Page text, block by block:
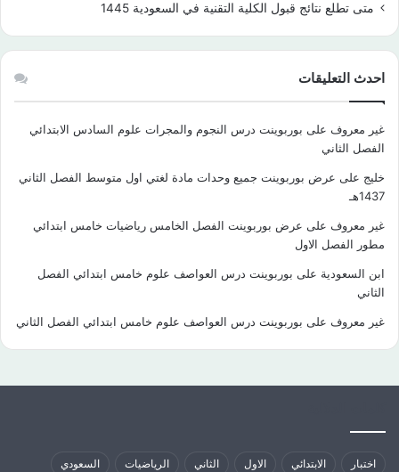
متى تطلع نتائج قبول الكلية التقنية في السعودية 1445
احدث التعليقات
غير معروف على بوربوينت درس النجوم والمجرات علوم السادس الابتدائي
الفصل الثاني
خليج على عرض بوربوينت جميع وحدات مادة لغتي اول متوسط الفصل الثاني
1437هـ
غير معروف على عرض بوربوينت الفصل الخامس رياضيات خامس ابتدائي
مطور الفصل الاول
ابن السعودية على بوربوينت درس العواصف علوم خامس ابتدائي الفصل
الثاني
غير معروف على بوربوينت درس العواصف علوم خامس ابتدائي الفصل الثاني
اختبار الابتدائي الاول الثاني الرياضيات السعودي